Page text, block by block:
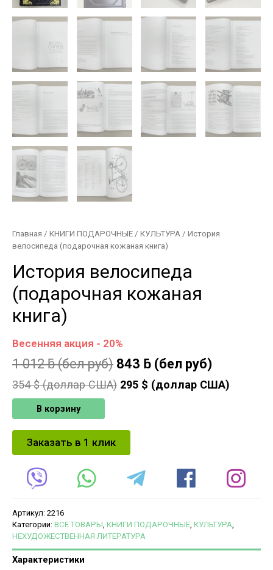
Главная / КНИГИ ПОДАРОЧНЫЕ / КУЛЬТУРА / История
велосипеда (подарочная кожаная книга)
История велосипеда
(подарочная кожаная
книга)
Весенняя акция - 20%
1 012ƃ(бел руб) 843 ƃ (бел руб)
354$ (доллар США) 295 $ (доллар США)
В корзину
Заказать в 1 клик
Артикул: 2216
Категории: ВСЕ ТОВАРЫ КНИГИ ПОДАРОЧНЫЕ КУЛЬТУРА
НЕХУДОЖЕСТВЕННАЯ ЛИТЕРАТУРА
Характеристики